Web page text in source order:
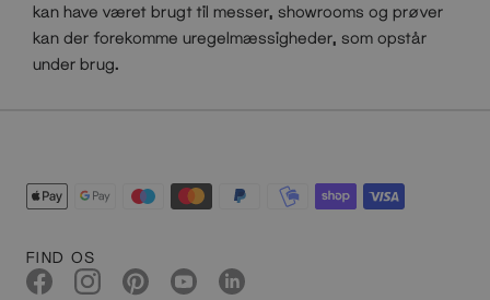
kan have været brugt til messer, showrooms og prøver
kan der forekomme uregelmæssigheder, som opstår
under brug.
FIND OS